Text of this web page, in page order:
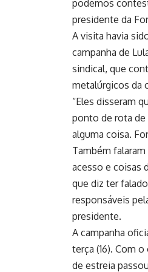
podemos
presidente da
A visita havia
campanha de
sindical, que
metalúrgicos da
“Eles disseram
ponto de rota de
alguma coisa.
Também
acesso e coisas
que diz ter
responsáveis
presidente.
A campanha
terça (16). Com
de estreia